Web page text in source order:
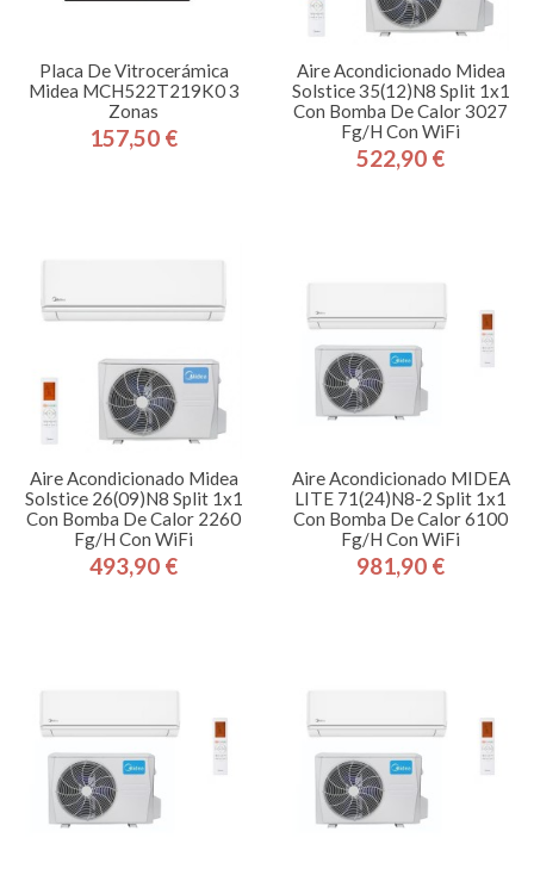
Placa De Vitrocerámica
Midea MCH522T219K0 3
Zonas
Precio
157,50 €
Aire Acondicionado Midea
Solstice 35(12)N8 Split 1x1
Con Bomba De Calor 3027
Fg/h Con WiFi
Precio
522,90 €
Aire Acondicionado Midea
Solstice 26(09)N8 Split 1x1
Con Bomba De Calor 2260
Fg/h Con WiFi
Precio
493,90 €
Aire Acondicionado MIDEA
LITE 71(24)N8-2 Split 1x1
Con Bomba De Calor 6100
Fg/h Con WiFi
Precio
981,90 €